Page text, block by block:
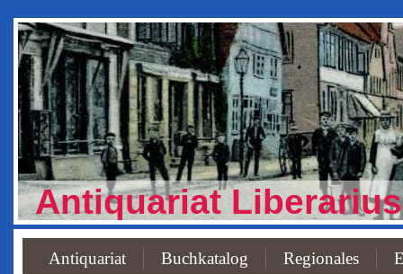
Antiquariat Liberarius
Antiquariat Buchkatalog Regionales